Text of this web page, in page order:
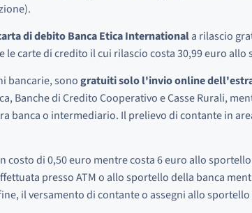
di debito Banca Etica Internationala rilascio
le carte di credito il cui rilascio costa 30,99 euro allo
bancarie, sonogratuiti solo l'invio online
Banche di Credito Cooperativo e Casse Rurali,
banca o intermediario. Il prelievo di contante in
costo di 0,50 euro mentre costa 6 euro allo
presso ATM o allo sportello della banca
il versamento di contante o assegni allo sportello